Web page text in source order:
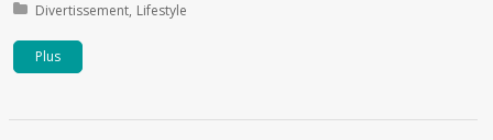
Publié dans:
Divertissement Lifestyle
Plus